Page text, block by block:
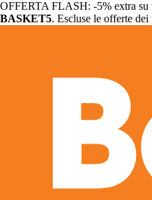
OFFERTA FLASH: -5% extra su
BASKET5. Escluse le offerte dei